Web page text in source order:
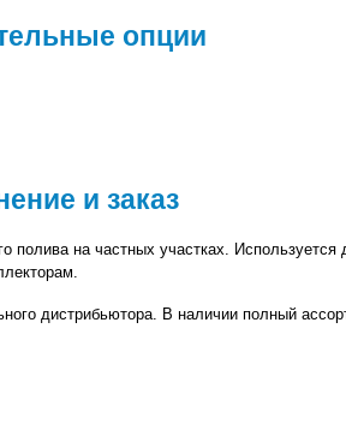
опции
и заказ
полива на частных участках.
дистрибьютора. В наличии полный